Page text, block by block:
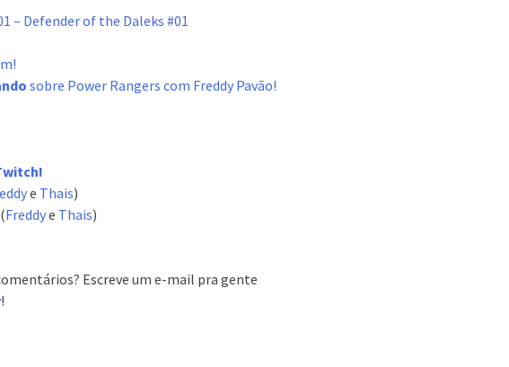
– Defender of the Daleks #01
sobre Power Rangers com Freddy Pavão!
e Thais)
(Freddye Thais)
Escreve um e-mail pra gente
!